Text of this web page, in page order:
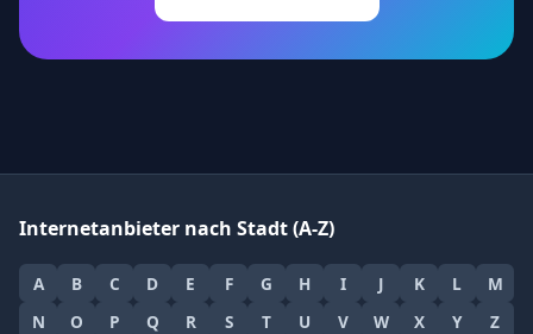
Internetanbieter nach Stadt (A-Z)
A B C D E F G H I J K L
M
N
O P Q R S T U V W X Y Z